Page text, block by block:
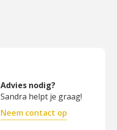
Advies nodig?
Sandra helpt je graag!
Neem contact op